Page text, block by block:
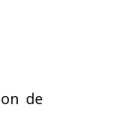
de